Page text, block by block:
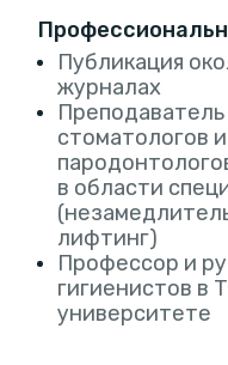
Публикация
журналах
Преподаватель
стоматологов
в области
лифтинг)
Профессор и
гигиенистов в
университете